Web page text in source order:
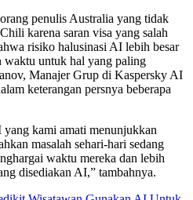
penulis Australia yang tidak
karena saran visa yang salah
risiko halusinasi AI lebih besar
waktu untuk hal yang paling
Manajer Grup di Kaspersky AI
keterangan persnya beberapa
yang kami amati menunjukkan
masalah sehari-hari sedang
waktu mereka dan lebih
disediakan AI,” tambahnya.